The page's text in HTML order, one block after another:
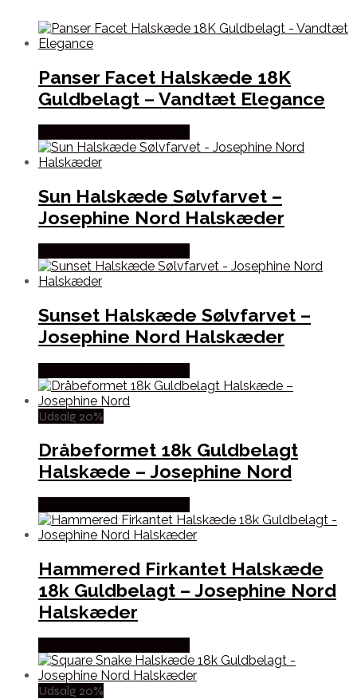
Panser Facet Halskæde 18K
Guldbelagt – Vandtæt Elegance
Sun Halskæde Sølvfarvet –
Josephine Nord Halskæder
Sunset Halskæde Sølvfarvet –
Josephine Nord Halskæder
Udsalg 20%
Dråbeformet 18k Guldbelagt
Halskæde – Josephine Nord
Hammered Firkantet Halskæde
18k Guldbelagt – Josephine Nord
Halskæder
Udsalg 20%